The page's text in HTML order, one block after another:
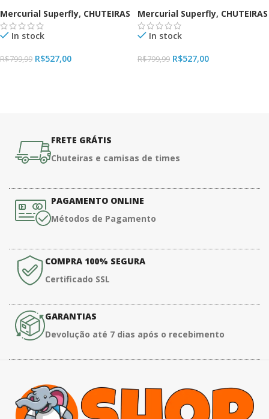
Mercurial Superfly, CHUTEIRAS
In stock
R$799,99 R$527,00
Mercurial Superfly, CHUTEIRAS
In stock
R$799,99 R$527,00
FRETE GRÁTIS
Chuteiras e camisas de times
PAGAMENTO ONLINE
Métodos de Pagamento
COMPRA 100% SEGURA
Certificado SSL
GARANTIAS
Devolução até 7 dias após o recebimento